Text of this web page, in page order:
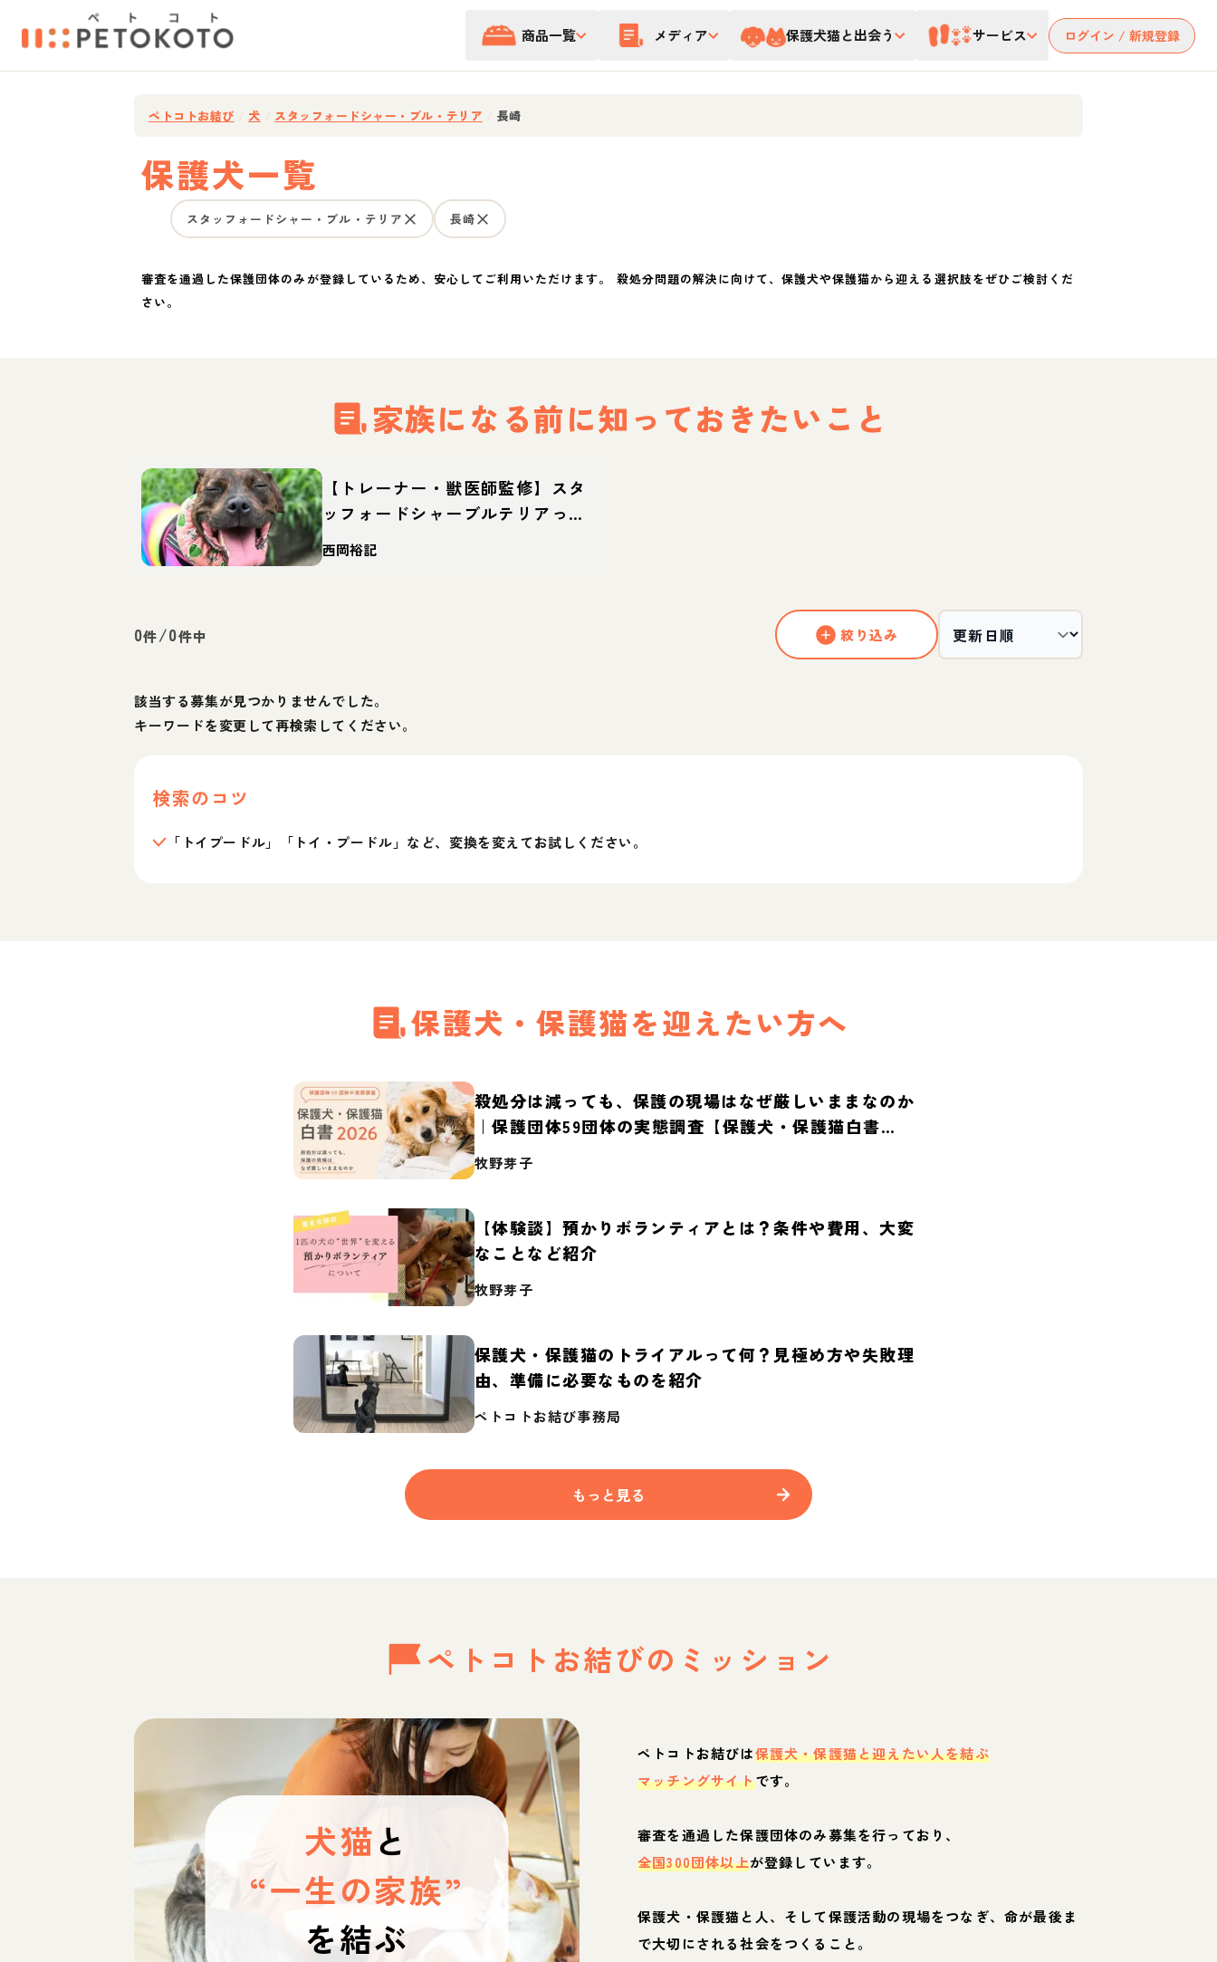
商品一覧 メディア 保護犬猫と出会う サービス ログイン / 新規登録
ペトコトお結び 犬 スタッフォードシャー・ブル・テリア 長崎
保護犬一覧
スタッフォードシャー・ブル・テリア 長崎
審査を通過した保護団体のみが登録しているため、安心してご利用いただけます。 殺処分問題の解決に向けて、保護犬や保護猫から迎える選択肢をぜひご検討くだ
さい。
家族になる前に知っておきたいこと
【トレーナー・獣医師監修】スタ
ッフォードシャーブルテリアって
どんな犬？性格・特徴・育て方・
迎え方
西岡裕記
0件/0件中 絞り込み
該当する募集が見つかりませんでした。
キーワードを変更して再検索してください。
検索のコツ
「トイプードル」「トイ・プードル」など、変換を変えてお試しください。
保護犬・保護猫を迎えたい方へ
殺処分は減っても、保護の現場はなぜ厳しいままなのか
｜保護団体59団体の実態調査【保護犬・保護猫白書
2026】
牧野芽子
【体験談】預かりボランティアとは？条件や費用、大変
なことなど紹介
牧野芽子
保護犬・保護猫のトライアルって何？見極め方や失敗理
由、準備に必要なものを紹介
ペトコトお結び事務局
もっと見る
ペトコトお結びの ミッション
犬猫と
“一生の家族”
を結ぶ
ペトコトお結びは保護犬・保護猫と迎えたい人を結ぶ
マッチングサイトです。
審査を通過した保護団体のみ募集を行っており、
全国300団体以上が登録しています。
保護犬・保護猫と人、そして保護活動の現場をつなぎ、命が最後ま
で大切にされる社会をつくること。